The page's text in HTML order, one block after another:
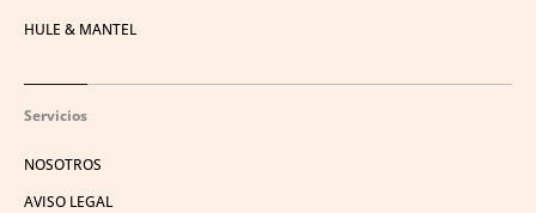
HULE & MANTEL
Servicios
NOSOTROS
AVISO LEGAL